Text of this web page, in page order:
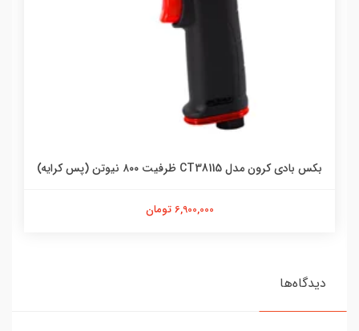
بکس بادی کرون مدل CT38115 ظرفیت ۸۰۰ نیوتن (پس کرایه)
6,900,000 تومان
دیدگاه‌ها